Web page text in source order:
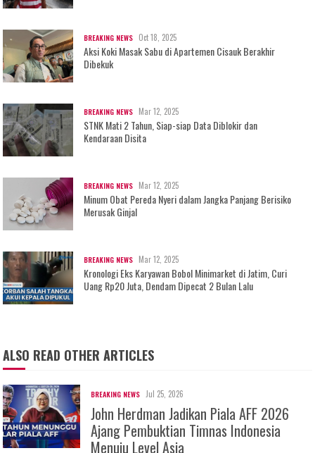
BREAKING NEWS Oct 18, 2025
Aksi Koki Masak Sabu di Apartemen Cisauk Berakhir
Dibekuk
BREAKING NEWS Mar 12, 2025
STNK Mati 2 Tahun, Siap-siap Data Diblokir dan
Kendaraan Disita
BREAKING NEWS Mar 12, 2025
Minum Obat Pereda Nyeri dalam Jangka Panjang Berisiko
Merusak Ginjal
BREAKING NEWS Mar 12, 2025
Kronologi Eks Karyawan Bobol Minimarket di Jatim, Curi
Uang Rp20 Juta, Dendam Dipecat 2 Bulan Lalu
ALSO READ OTHER ARTICLES
BREAKING NEWS Jul 25, 2026
John Herdman Jadikan Piala AFF 2026
Ajang Pembuktian Timnas Indonesia
Menuju Level Asia